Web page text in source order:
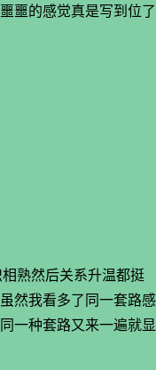
噩的感觉真是写到位了
格甚至都给你作者写得
多面汇集到这个人物身
么多她以什么回报呢看
给予她爱就够了，这让
可爱应该是风的视角，
得就觉得这人有病
的一个人，大部分的视
她有过矛盾的恶劣思想
吵架又和好这阶段真是
的一些委屈面对发病的
候能硬气起来也挺好的
好，不过配上后期那个
全书两个人的相处都让
熟然后关系升温都挺
然我看多了同一套路感
一种套路又来一遍就显
觉得还可以不是特别